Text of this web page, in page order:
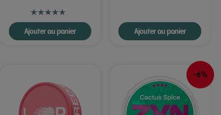
Ajouter au panier Ajouter au panier
-6%